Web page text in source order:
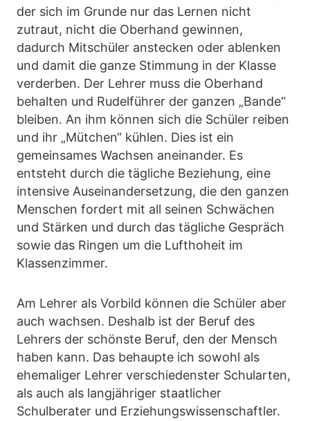
der sich im Grunde nur das Lernen nicht
zutraut, nicht die Oberhand gewinnen,
dadurch Mitschüler anstecken oder ablenken
und damit die ganze Stimmung in der Klasse
verderben. Der Lehrer muss die Oberhand
behalten und Rudelführer der ganzen „Bande“
bleiben. An ihm können sich die Schüler reiben
und ihr „Mütchen“ kühlen. Dies ist ein
gemeinsames Wachsen aneinander. Es
entsteht durch die tägliche Beziehung, eine
intensive Auseinandersetzung, die den ganzen
Menschen fordert mit all seinen Schwächen
und Stärken und durch das tägliche Gespräch
sowie das Ringen um die Lufthoheit im
Klassenzimmer.
Am Lehrer als Vorbild können die Schüler aber
auch wachsen. Deshalb ist der Beruf des
Lehrers der schönste Beruf, den der Mensch
haben kann. Das behaupte ich sowohl als
ehemaliger Lehrer verschiedenster Schularten,
als auch als langjähriger staatlicher
Schulberater und Erziehungswissenschaftler.